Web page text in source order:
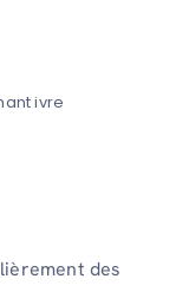
ivre
des